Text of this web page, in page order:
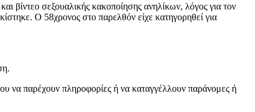
βίντεο σεξουαλικής κακοποίησης ανηλίκων, λόγος για τον
Ο 58χρονος στο παρελθόν είχε κατηγορηθεί για
να παρέχουν πληροφορίες ή να καταγγέλλουν παράνομες ή